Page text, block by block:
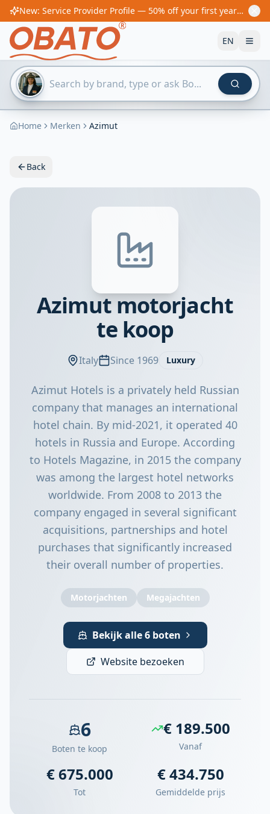
New: Service Provider Profile — 50% off your first year! From €60/year
EN
Home Merken Azimut
Back
Azimut motorjacht
te koop
Italy Since 1969 Luxury
Azimut Hotels is a privately held Russian
company that manages an international
hotel chain. By mid-2021, it operated 40
hotels in Russia and Europe. According
to Hotels Magazine, in 2015 the company
was among the largest hotel networks
worldwide. From 2008 to 2013 the
company engaged in several significant
acquisitions, partnerships and hotel
purchases that significantly increased
their overall number of properties.
Motorjachten Megajachten
Bekijk alle 6 boten
Website bezoeken
6
Boten te koop
€ 189.500
Vanaf
€ 675.000
Tot
€ 434.750
Gemiddelde prijs